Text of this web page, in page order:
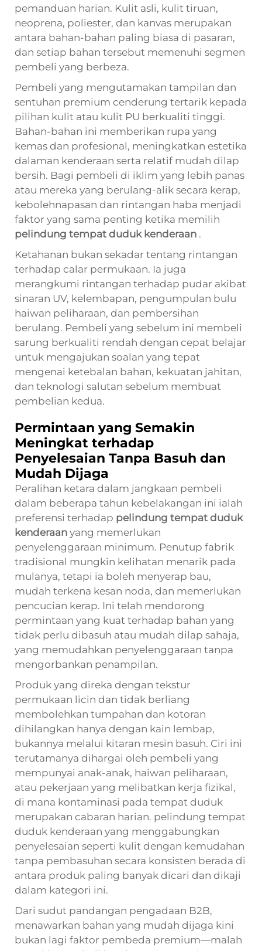
pemanduan harian. Kulit asli, kulit tiruan,
neoprena, poliester, dan kanvas merupakan
antara bahan-bahan paling biasa di pasaran,
dan setiap bahan tersebut memenuhi segmen
pembeli yang berbeza.
Pembeli yang mengutamakan tampilan dan
sentuhan premium cenderung tertarik kepada
pilihan kulit atau kulit PU berkualiti tinggi.
Bahan-bahan ini memberikan rupa yang
kemas dan profesional, meningkatkan estetika
dalaman kenderaan serta relatif mudah dilap
bersih. Bagi pembeli di iklim yang lebih panas
atau mereka yang berulang-alik secara kerap,
kebolehnapasan dan rintangan haba menjadi
faktor yang sama penting ketika memilih
pelindung tempat duduk kenderaan .
Ketahanan bukan sekadar tentang rintangan
terhadap calar permukaan. Ia juga
merangkumi rintangan terhadap pudar akibat
sinaran UV, kelembapan, pengumpulan bulu
haiwan peliharaan, dan pembersihan
berulang. Pembeli yang sebelum ini membeli
sarung berkualiti rendah dengan cepat belajar
untuk mengajukan soalan yang tepat
mengenai ketebalan bahan, kekuatan jahitan,
dan teknologi salutan sebelum membuat
pembelian kedua.
Permintaan yang Semakin
Meningkat terhadap
Penyelesaian Tanpa Basuh dan
Mudah Dijaga
Peralihan ketara dalam jangkaan pembeli
dalam beberapa tahun kebelakangan ini ialah
preferensi terhadap pelindung tempat duduk
kenderaan yang memerlukan
penyelenggaraan minimum. Penutup fabrik
tradisional mungkin kelihatan menarik pada
mulanya, tetapi ia boleh menyerap bau,
mudah terkena kesan noda, dan memerlukan
pencucian kerap. Ini telah mendorong
permintaan yang kuat terhadap bahan yang
tidak perlu dibasuh atau mudah dilap sahaja,
yang memudahkan penyelenggaraan tanpa
mengorbankan penampilan.
Produk yang direka dengan tekstur
permukaan licin dan tidak berliang
membolehkan tumpahan dan kotoran
dihilangkan hanya dengan kain lembap,
bukannya melalui kitaran mesin basuh. Ciri ini
terutamanya dihargai oleh pembeli yang
mempunyai anak-anak, haiwan peliharaan,
atau pekerjaan yang melibatkan kerja fizikal,
di mana kontaminasi pada tempat duduk
merupakan cabaran harian. pelindung tempat
duduk kenderaan yang menggabungkan
penyelesaian seperti kulit dengan kemudahan
tanpa pembasuhan secara konsisten berada di
antara produk paling banyak dicari dan dikaji
dalam kategori ini.
Dari sudut pandangan pengadaan B2B,
menawarkan bahan yang mudah dijaga kini
bukan lagi faktor pembeda premium—malah